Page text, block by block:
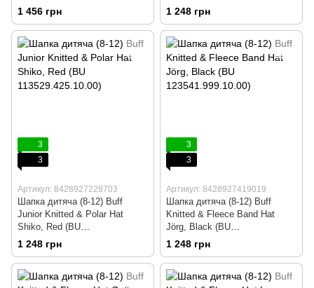
113527.622.10.00)
1 456 грн
113530.999.10.00)
1 248 грн
3
3
Артикул: 8428927228703
Шапка дитяча (8-12) Buff
Junior Knitted & Polar Hat
Shiko, Red (BU
113529.425.10.00)
1 248 грн
3
3
Артикул: 8428927419019
Шапка дитяча (8-12) Buff
Knitted & Fleece Band Hat
Jörg, Black (BU
123541.999.10.00)
1 248 грн